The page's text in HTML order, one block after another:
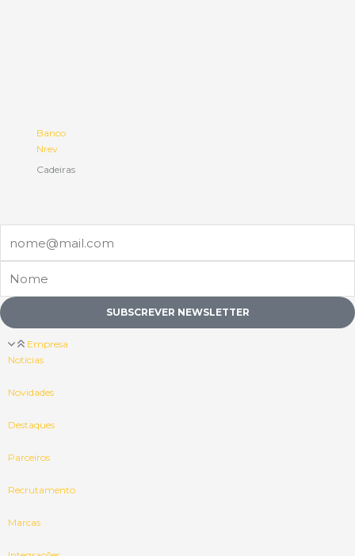
Banco
Nrev
Cadeiras
SUBSCREVER NEWSLETTER
Empresa
Notícias
Novidades
Destaques
Parceiros
Recrutamento
Marcas